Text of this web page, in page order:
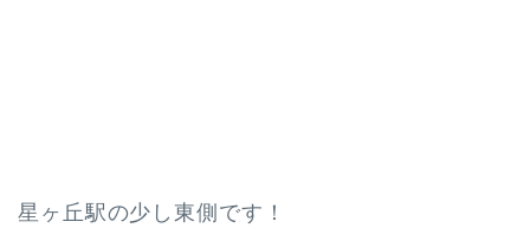
星ヶ丘駅の少し東側です！